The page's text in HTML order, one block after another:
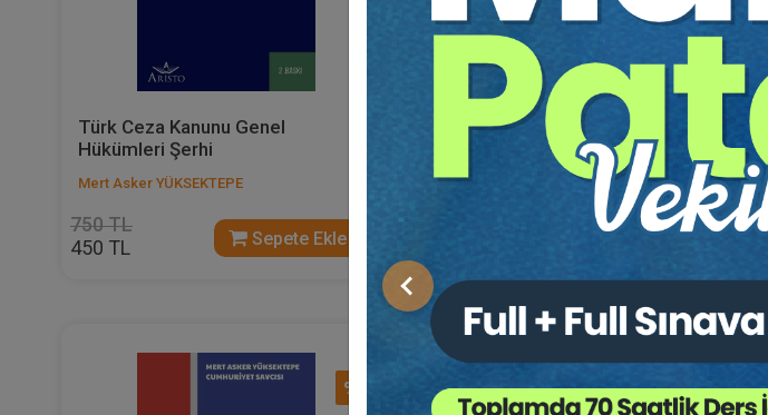
Önceki
Türk Ceza Kanunu Genel
Hükümleri Şerhi
Mert Asker YÜKSEKTEPE
750 TL
450 TL Sepete Ekle
Örgüt Suçları
Mert Asker YÜKSEKTEPE
Sepete Ekle
%40 %40